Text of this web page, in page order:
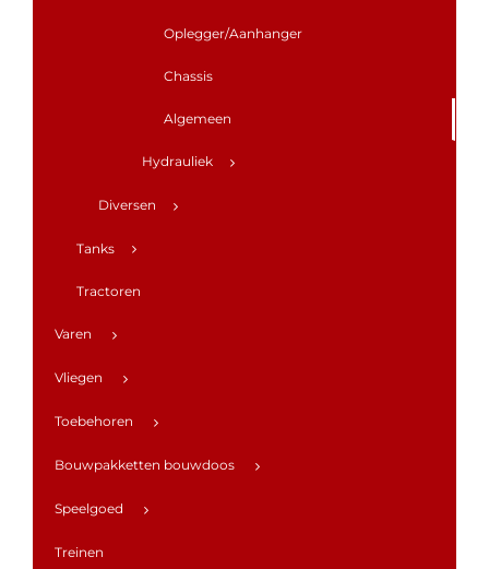
Oplegger/Aanhanger
Chassis
Algemeen
Hydrauliek
Diversen
Tanks
Tractoren
Varen
Vliegen
Toebehoren
Bouwpakketten bouwdoos
Speelgoed
Treinen